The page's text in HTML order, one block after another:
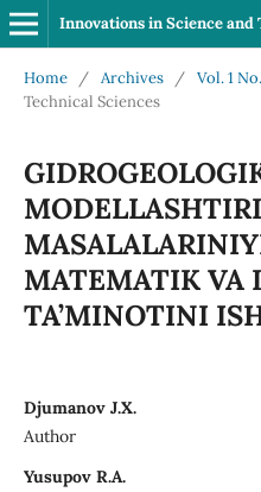
Innovations in Science and
Home / Archives / Vol. 1
Technical Sciences
MATEMATIK VA
TA’MINOTINI
Djumanov J.X.
Author
Yusupov R.A.